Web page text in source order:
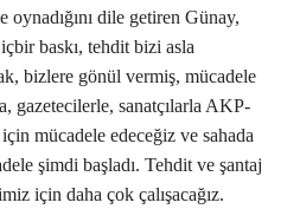
oynadığını dile getiren Günay,
baskı, tehdit bizi asla
bizlere gönül vermiş, mücadele
gazetecilerle, sanatçılarla AKP-
mücadele edeceğiz ve sahada
şimdi başladı. Tehdit ve şantaj
için daha çok çalışacağız.